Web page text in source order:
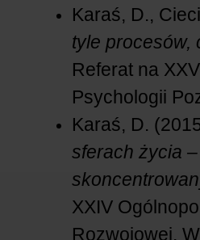
Karaś, D.,
tyle procesów,
Referat na
Psychologii
Karaś, D.
sferach życia
XXIV
Rozwojowej,